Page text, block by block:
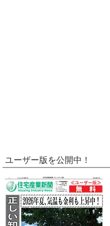
ユーザー版を公開中！